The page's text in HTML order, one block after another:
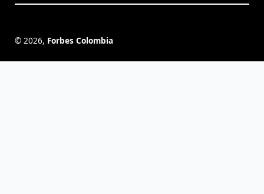
© 2026, Forbes Colombia